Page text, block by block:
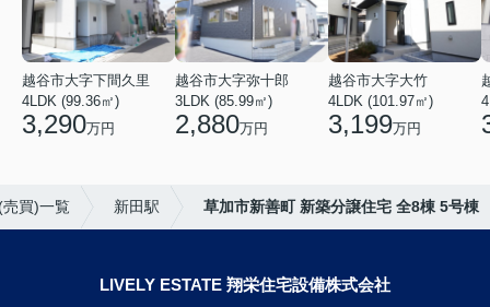
越谷市大字下間久里
4LDK (99.36㎡)
3,290万円
越谷市大字弥十郎
3LDK (85.99㎡)
2,880万円
越谷市大字大竹
4LDK (101.97㎡)
3,199万円
買)一覧 新田駅 草加市新善町 新築分譲住宅 全8棟 5号棟
LIVELY ESTATE 翔栄住宅設備株式会社